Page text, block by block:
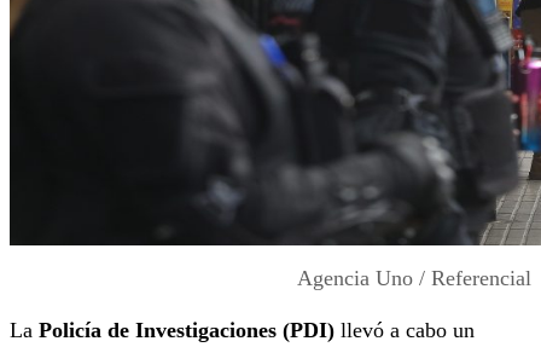
Agencia Uno / Referencial
La Policía de Investigaciones (PDI) llevó a cabo un